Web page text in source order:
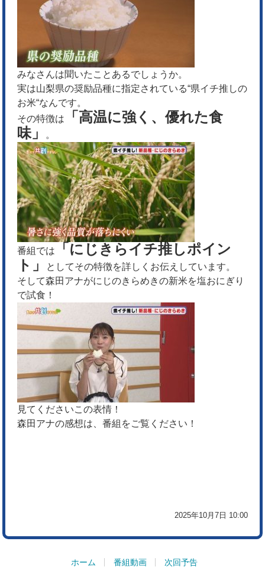
みなさんは聞いたことあるでしょうか。
実は山梨県の奨励品種に指定されている“県イチ推しの
お米“なんです。
その特徴は
「高温に強く、優れた食
味」
。
番組では
「にじきらイチ推しポイン
ト」
としてその特徴を詳しくお伝えしています。
そして森田アナがにじのきらめきの新米を塩おにぎり
で試食！
見てくださいこの表情！
森田アナの感想は、番組をご覧ください！
2025年10月7日 10:00
ホーム 番組動画 次回予告